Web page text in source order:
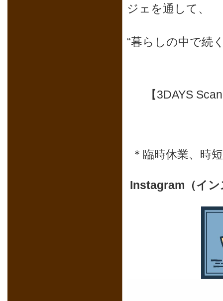
ジェを通して、
“暮らしの中で続
【3DAYS
＊臨時休業、時
Instagram（イ